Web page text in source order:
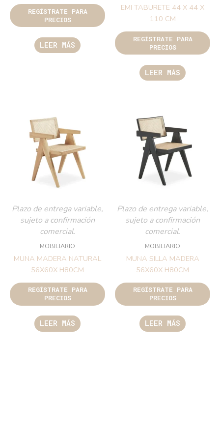
REGÍSTRATE PARA
PRECIOS
LEER MÁS
EMI TABURETE 44 X 44 X
110 CM
REGÍSTRATE PARA
PRECIOS
LEER MÁS
Plazo de entrega variable,
sujeto a confirmación
comercial.
MOBILIARIO
MUNA MADERA NATURAL
56X60X H80CM
REGÍSTRATE PARA
PRECIOS
LEER MÁS
Plazo de entrega variable,
sujeto a confirmación
comercial.
MOBILIARIO
MUNA SILLA MADERA
56X60X H80CM
REGÍSTRATE PARA
PRECIOS
LEER MÁS